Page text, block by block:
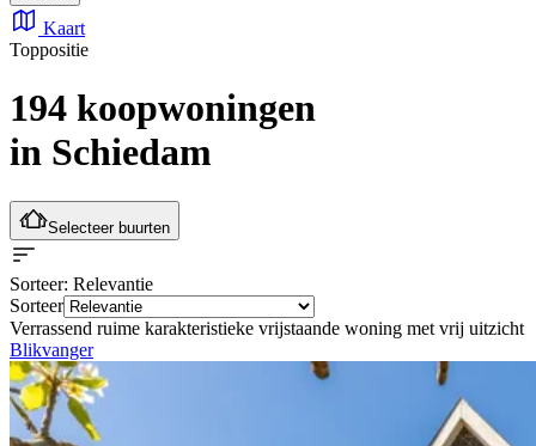
Kaart
Toppositie
194 koopwoningen
in Schiedam
Selecteer buurten
Sorteer: Relevantie
Sorteer
Verrassend ruime karakteristieke vrijstaande woning met vrij uitzicht
Blikvanger